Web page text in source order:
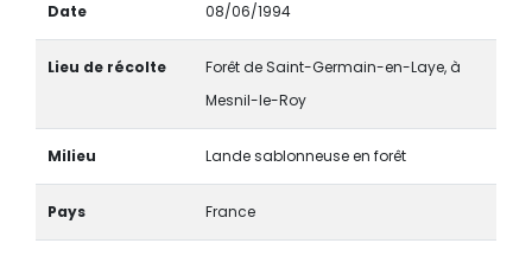
Date 08/06/1994
Lieu de récolte
Forêt de Saint-Germain-en-Laye, à
Mesnil-le-Roy
Milieu Lande sablonneuse en forêt
Pays France